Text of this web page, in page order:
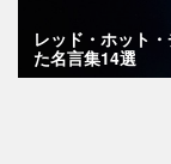
レッド・ホット
た名言集14選